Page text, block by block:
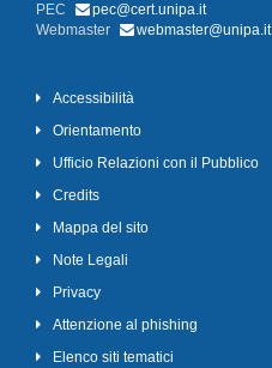
PEC
pec@cert.unipa.it
Webmaster
webmaster@unipa.it
Accessibilità
Orientamento
Ufficio Relazioni con il Pubblico
Credits
Mappa del sito
Note Legali
Privacy
Attenzione al phishing
Elenco siti tematici